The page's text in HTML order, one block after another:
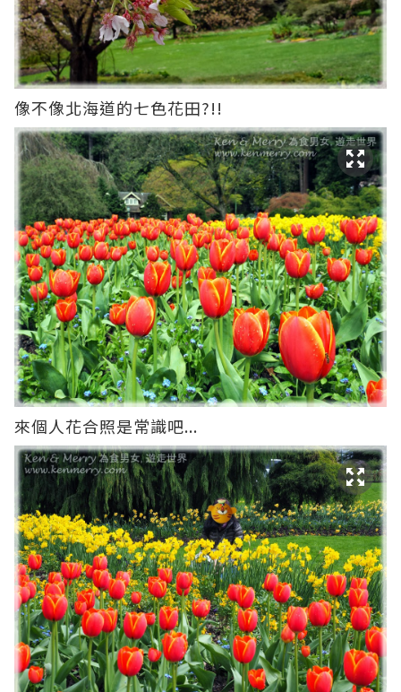
像不像北海道的七色花田?!!
來個人花合照是常識吧...